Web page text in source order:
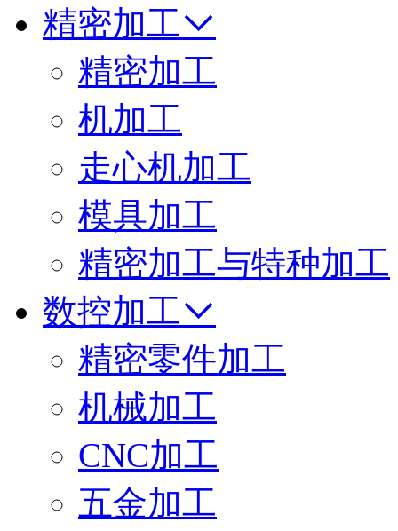
精密加工
精密加工
机加工
走心机加工
模具加工
精密加工与特种加工
数控加工
精密零件加工
机械加工
CNC加工
五金加工